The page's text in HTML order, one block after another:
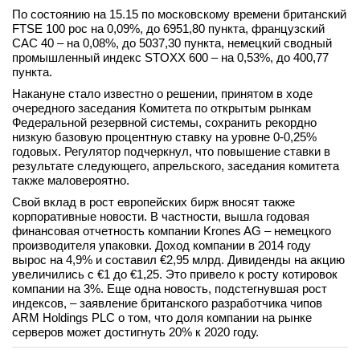
Новости
Интервью
вконтакте
телеграм
Стать автором
Вход
По состоянию на 15.15 по московскому времени британский
FTSE 100 рос на 0,09%, до 6951,80 пункта, французский
CAC 40 – на 0,08%, до 5037,30 пункта, немецкий сводный
промышленный индекс STOXX 600 – на 0,53%, до 400,77
пункта.
Накануне стало известно о решении, принятом в ходе
очередного заседания Комитета по открытым рынкам
Федеральной резервной системы, сохранить рекордно
низкую базовую процентную ставку на уровне 0-0,25%
годовых. Регулятор подчеркнул, что повышение ставки в
результате следующего, апрельского, заседания комитета
также маловероятно.
Свой вклад в рост европейских бирж вносят также
корпоративные новости. В частности, вышла годовая
финансовая отчетность компании Krones AG – немецкого
производителя упаковки. Доход компании в 2014 году
вырос на 4,9% и составил €2,95 млрд. Дивиденды на акцию
увеличились с €1 до €1,25. Это привело к росту котировок
компании на 3%. Еще одна новость, подстегнувшая рост
индексов, – заявление британского разработчика чипов
ARM Holdings PLC о том, что доля компании на рынке
серверов может достигнуть 20% к 2020 году.